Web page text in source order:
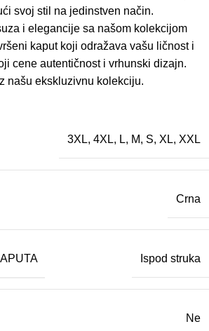
svoj stil na jedinstven način.
i elegancije sa našom kolekcijom
kaput koji odražava vašu ličnost i
cene autentičnost i vrhunski dizajn.
našu ekskluzivnu kolekciju.
3XL, 4XL, L, M, S, XL, XXL
Crna
Ispod struka
Ne